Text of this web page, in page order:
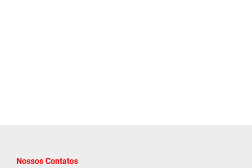
Nossos Contatos